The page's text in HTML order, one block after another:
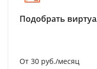
Подобрать
От 30 руб./месяц